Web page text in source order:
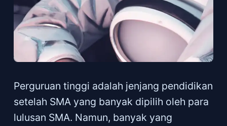
Perguruan tinggi adalah jenjang pendidikan
setelah SMA yang banyak dipilih oleh para
lulusan SMA. Namun, banyak yang